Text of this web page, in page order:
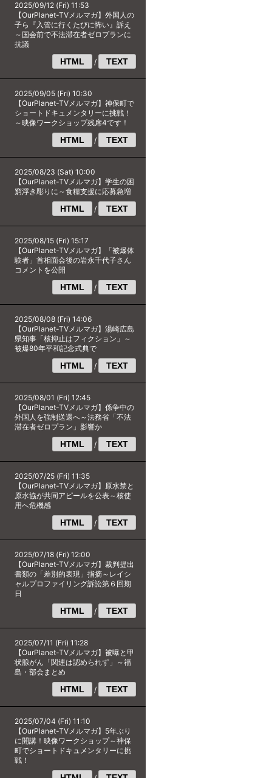
2025/09/12 (Fri) 11:53
【OurPlanet-TVメルマガ】外国人の
子ら『入管に行くたびに怖い』訴え
～国会前で不法滞在者ゼロプランに
抗議
HTML / TEXT
2025/09/05 (Fri) 10:30
【OurPlanet-TVメルマガ】神保町で
ショートドキュメンタリーに挑戦！
～映像ワークショップ残席4です！
HTML / TEXT
2025/08/23 (Sat) 10:00
【OurPlanet-TVメルマガ】学生の困
窮浮き彫りに～食糧支援に応募急増
HTML / TEXT
2025/08/15 (Fri) 15:17
【OurPlanet-TVメルマガ】「被爆体
験者」首相面会後の岩永千代子さん
コメントを公開
HTML / TEXT
2025/08/08 (Fri) 14:06
【OurPlanet-TVメルマガ】湯崎広島
県知事「核抑止はフィクション」～
被爆80年平和記念式典で
HTML / TEXT
2025/08/01 (Fri) 12:45
【OurPlanet-TVメルマガ】係争中の
外国人を強制送還へ～法務省「不法
滞在者ゼロプラン」影響か
HTML / TEXT
2025/07/25 (Fri) 11:35
【OurPlanet-TVメルマガ】原水禁と
原水協が共同アピールを公表～核使
用へ危機感
HTML / TEXT
2025/07/18 (Fri) 12:00
【OurPlanet-TVメルマガ】裁判提出
書類の「差別的表現」指摘～レイシ
ャルプロファイリング訴訟第６回期
日
HTML / TEXT
2025/07/11 (Fri) 11:28
【OurPlanet-TVメルマガ】被曝と甲
状腺がん「関連は認められず」～福
島・部会まとめ
HTML / TEXT
2025/07/04 (Fri) 11:10
【OurPlanet-TVメルマガ】5年ぶり
に開講！映像ワークショップ～神保
町でショートドキュメンタリーに挑
戦！